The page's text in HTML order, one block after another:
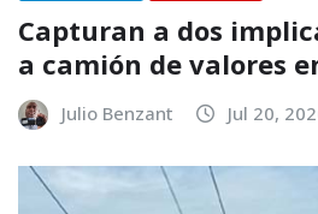
Capturan a dos
a camión de valores
Julio Benzant Jul 20,